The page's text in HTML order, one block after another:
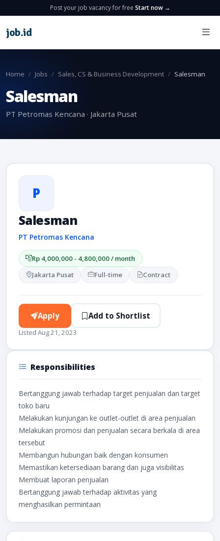
Post your job vacancy for free Start now →
job.id
Home Jobs Sales, CS & Business Development Salesman
Salesman
PT Petromas Kencana · Jakarta Pusat
P
Salesman
PT Petromas Kencana
Rp 4,000,000 - 4,800,000 / month
Jakarta Pusat
Full-time Contract
Apply Add to Shortlist
Listed Aug 21, 2023
Responsibilities
Bertanggung jawab terhadap target penjualan dan target
toko baru
Melakukan kunjungan ke outlet-outlet di area penjualan
Melakukan promosi dan penjualan secara berkala di area
tersebut
Membangun hubungan baik dengan konsumen
Memastikan ketersediaan barang dan juga visibilitas
Membuat laporan penjualan
Bertanggung jawab terhadap aktivitas yang
menghasilkan permintaan